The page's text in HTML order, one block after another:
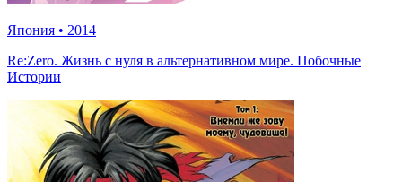
Япония • 2014
Re:Zero. Жизнь с нуля в альтернативном мире. Побочные
Истории